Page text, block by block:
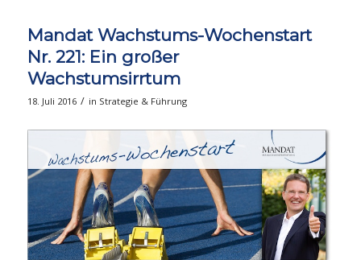
Mandat Wachstums-Wochenstart
Nr. 221: Ein großer
Wachstumsirrtum
18. Juli 2016 / in Strategie & Führung